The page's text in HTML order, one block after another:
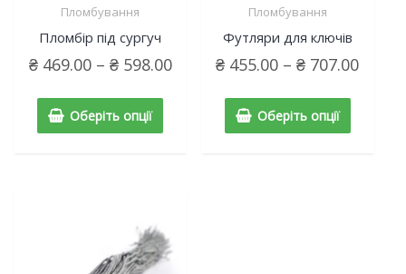
Пломбування
Пломбір під сургуч
₴469.00– ₴598.00
Оберіть опції
Пломбування
Футляри для ключів
₴ 455.00 –₴ 707.00
Оберіть опції